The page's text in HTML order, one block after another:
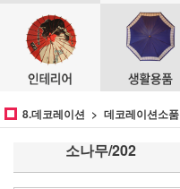
8.데코레이션 데코레이션소품
소나무/202